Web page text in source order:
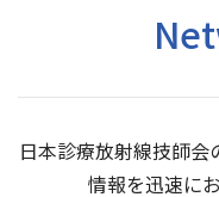
日本診療放射線技師
情報を迅速に